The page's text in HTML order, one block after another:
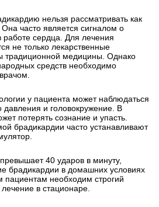
нельзя рассматривать как
часто является сигналом о
сердца. Для лечения
не только лекарственные
традиционной медицины. Однако
средств необходимо
у пациента может наблюдаться
давления и головокружение. В
потерять сознание и упасть.
брадикардии часто устанавливают
40 ударов в минуту,
брадикардии в домашних условиях
пациентам необходим строгий
в стационаре.